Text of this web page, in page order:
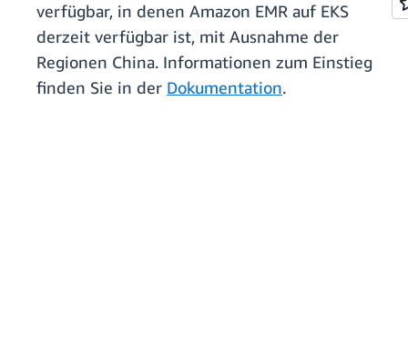
verfügbar, in denen Amazon EMR auf EKS
derzeit verfügbar ist, mit Ausnahme der
Regionen China. Informationen zum Einstieg
finden Sie in der Dokumentation.